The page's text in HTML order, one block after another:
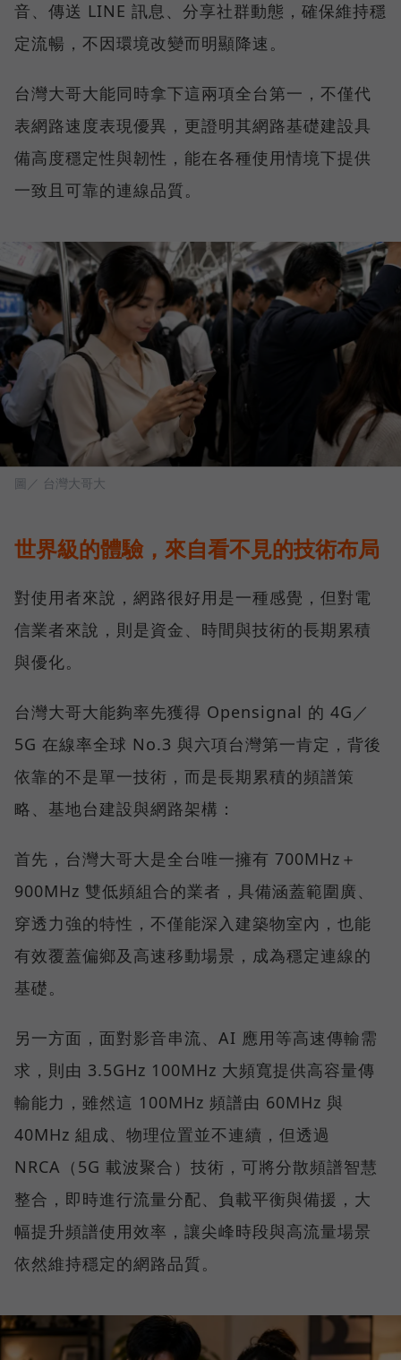
音、傳送 LINE 訊息、分享社群動態，確保維持穩
定流暢，不因環境改變而明顯降速。
台灣大哥大能同時拿下這兩項全台第一，不僅代
表網路速度表現優異，更證明其網路基礎建設具
備高度穩定性與韌性，能在各種使用情境下提供
一致且可靠的連線品質。
圖／ 台灣大哥大
世界級的體驗，來自看不見的技術布局
對使用者來說，網路很好用是一種感覺，但對電
信業者來說，則是資金、時間與技術的長期累積
與優化。
台灣大哥大能夠率先獲得 Opensignal 的 4G／
5G 在線率全球 No.3 與六項台灣第一肯定，背後
依靠的不是單一技術，而是長期累積的頻譜策
略、基地台建設與網路架構：
首先，台灣大哥大是全台唯一擁有 700MHz＋
900MHz 雙低頻組合的業者，具備涵蓋範圍廣、
穿透力強的特性，不僅能深入建築物室內，也能
有效覆蓋偏鄉及高速移動場景，成為穩定連線的
基礎。
另一方面，面對影音串流、AI 應用等高速傳輸需
求，則由 3.5GHz 100MHz 大頻寬提供高容量傳
輸能力，雖然這 100MHz 頻譜由 60MHz 與
40MHz 組成、物理位置並不連續，但透過
NRCA（5G 載波聚合）技術，可將分散頻譜智慧
整合，即時進行流量分配、負載平衡與備援，大
幅提升頻譜使用效率，讓尖峰時段與高流量場景
依然維持穩定的網路品質。